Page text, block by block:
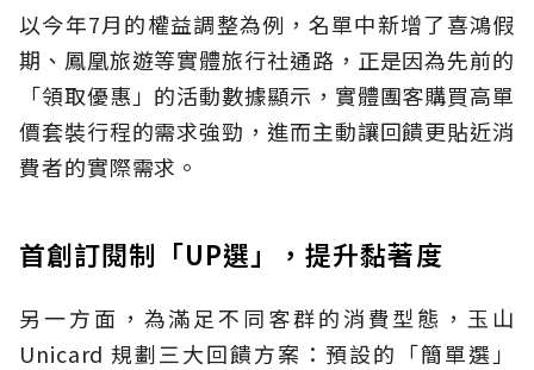
以今年7月的權益調整為例，名單中新增了喜鴻假
期、鳳凰旅遊等實體旅行社通路，正是因為先前的
「領取優惠」的活動數據顯示，實體團客購買高單
價套裝行程的需求強勁，進而主動讓回饋更貼近消
費者的實際需求。
首創訂閱制「UP選」，提升黏著度
另一方面，為滿足不同客群的消費型態，玉山
Unicard 規劃三大回饋方案：預設的「簡單選」